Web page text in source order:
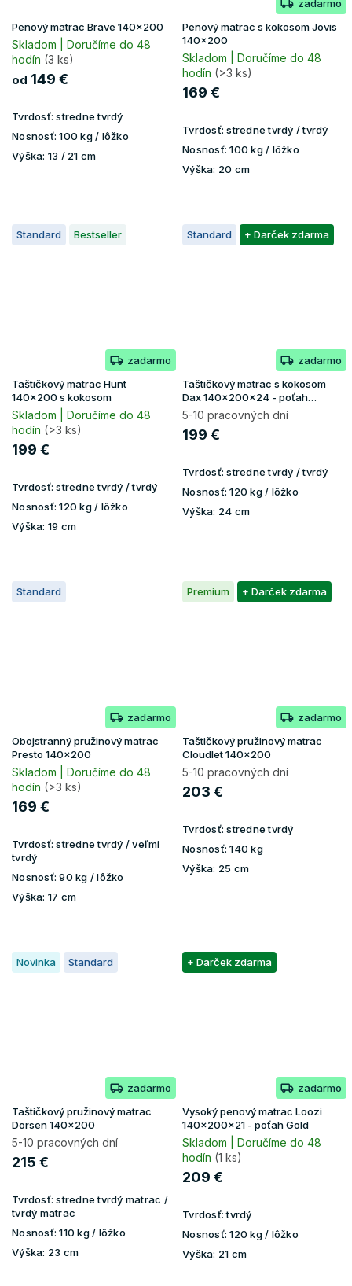
Penový matrac Brave 140x200
Skladom | Doručíme do 48
hodín (3 ks)
od 149 €
Tvrdosť: stredne tvrdý
Nosnosť: 100 kg / lôžko
Výška: 13 / 21 cm
zadarmo
Penový matrac s kokosom Jovis
140x200
Skladom | Doručíme do 48
hodín (>3 ks)
169 €
Tvrdosť: stredne tvrdý / tvrdý
Nosnosť: 100 kg / lôžko
Výška: 20 cm
Standard Bestseller
zadarmo
Taštičkový matrac Hunt
140x200 s kokosom
Skladom | Doručíme do 48
hodín (>3 ks)
199 €
Tvrdosť: stredne tvrdý / tvrdý
Nosnosť: 120 kg / lôžko
Výška: 19 cm
Standard + Darček zdarma
zadarmo
Taštičkový matrac s kokosom
Dax 140x200x24 - poťah
Lavender
5-10 pracovných dní
199 €
Tvrdosť: stredne tvrdý / tvrdý
Nosnosť: 120 kg / lôžko
Výška: 24 cm
Standard
zadarmo
Obojstranný pružinový matrac
Presto 140x200
Skladom | Doručíme do 48
hodín (>3 ks)
169 €
Tvrdosť: stredne tvrdý / veľmi
tvrdý
Nosnosť:90 kg / lôžko
Výška: 17 cm
Premium + Darček zdarma
zadarmo
Taštičkový pružinový matrac
Cloudlet 140x200
5-10 pracovných dní
203 €
Tvrdosť: stredne tvrdý
Nosnosť: 140 kg
Výška: 25 cm
Novinka Standard
zadarmo
Taštičkový pružinový matrac
Dorsen 140x200
5-10 pracovných dní
215 €
Tvrdosť:stredne tvrdý matrac /
tvrdý matrac
Nosnosť: 110 kg / lôžko
Výška: 23 cm
+ Darček zdarma
zadarmo
Vysoký penový matrac Loozi
140x200x21 - poťah Gold
Skladom | Doručíme do 48
hodín (1 ks)
209 €
Tvrdosť:tvrdý
Nosnosť: 120 kg / lôžko
Výška: 21 cm